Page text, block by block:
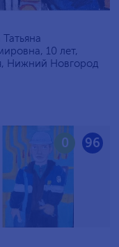
10 лет,
Нижний Новгород
96
0